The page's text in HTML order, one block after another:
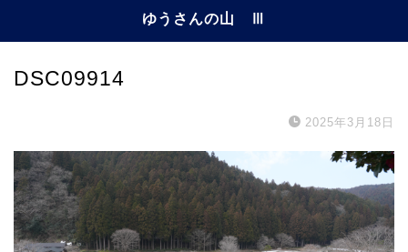
ゆうさんの山 Ⅲ
DSC09914
2025年3月18日